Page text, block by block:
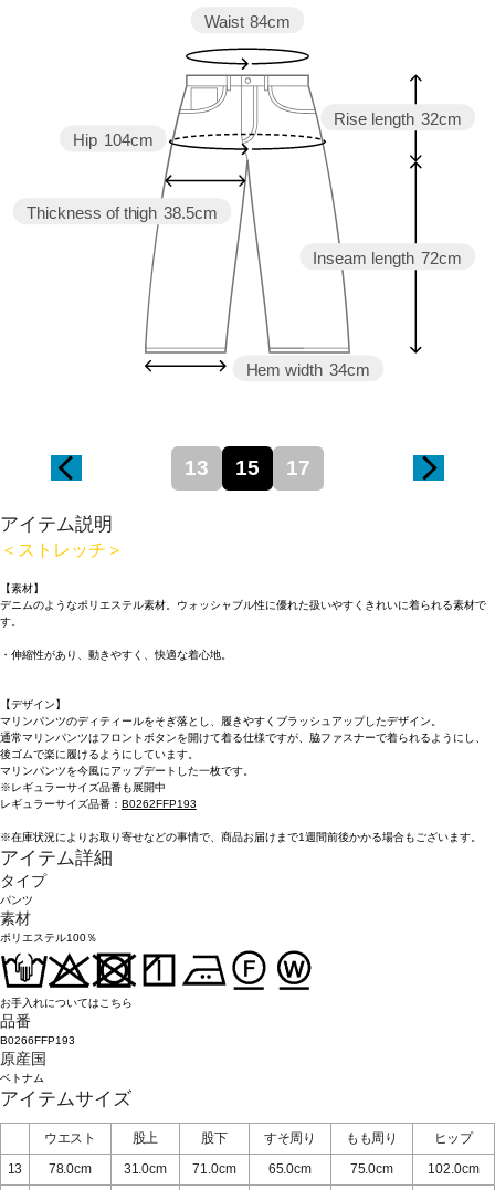
Inseam length 72cm
Rise length 32cm
Hem width 34cm
Thickness of thigh 38.5cm
Hip 104cm
Waist 84cm
13 15 17
アイテム説明
＜ストレッチ＞
【素材】
デニムのようなポリエステル素材。ウォッシャブル性に優れた扱いやすくきれいに着られる素材で
す。
・伸縮性があり、動きやすく、快適な着心地。
【デザイン】
マリンパンツのディティールをそぎ落とし、履きやすくブラッシュアップしたデザイン。
通常マリンパンツはフロントボタンを開けて着る仕様ですが、脇ファスナーで着られるようにし、
後ゴムで楽に履けるようにしています。
マリンパンツを今風にアップデートした一枚です。
※レギュラーサイズ品番も展開中
レギュラーサイズ品番： B0262FFP193
※在庫状況によりお取り寄せなどの事情で、商品お届けまで1週間前後かかる場合もございます。
アイテム詳細
タイプ
パンツ
素材
ポリエステル100％
お手入れについてはこちら
品番
B0266FFP193
原産国
ベトナム
アイテムサイズ
ウエスト 股上 股下 すそ周り もも周り
ヒップ
13
78.0cm 31.0cm 71.0cm 65.0cm 75.0cm
102.0cm